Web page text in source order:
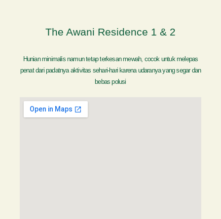
The Awani Residence 1 & 2
Hunian minimalis namun tetap terkesan mewah, cocok untuk melepas
penat dari padatnya aktivitas sehari-hari karena udaranya yang segar dan
bebas polusi